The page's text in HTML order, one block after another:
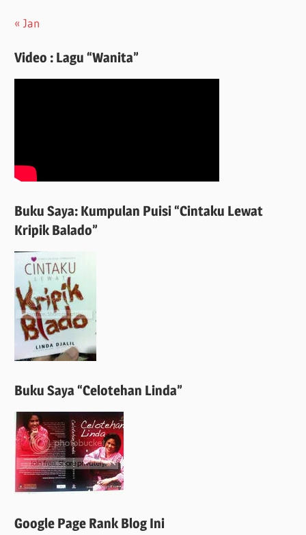
« Jan
Video : Lagu “Wanita”
Buku Saya: Kumpulan Puisi “Cintaku Lewat
Kripik Balado”
Buku Saya “Celotehan Linda”
Google Page Rank Blog Ini